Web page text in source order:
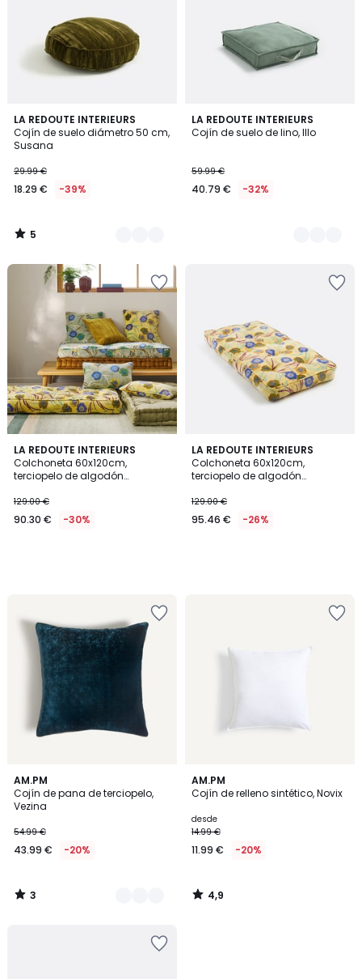
LA REDOUTE INTERIEURS
Cojín de suelo diámetro 50 cm,
Susana
29.99 €
18.29 € -39%
5
/
5
2
Colores
5
/
LA REDOUTE INTERIEURS
Cojín de suelo de lino, Illo
59.99 €
40.79 € -32%
2
Colores
LA REDOUTE INTERIEURS
Colchoneta 60x120cm,
terciopelo de algodón
129.00 €
90.30 € -30%
LA REDOUTE INTERIEURS
Colchoneta 60x120cm,
terciopelo de algodón
129.00 €
95.46 € -26%
AM.PM
Cojín de pana de terciopelo,
Vezina
54.99 €
43.99 € -20%
3
/
5
5
Colores
3
/
AM.PM
Cojín de relleno sintético, Novix
desde
14.99 €
11.99 € -20%
4,9
/ 5
4,9
/